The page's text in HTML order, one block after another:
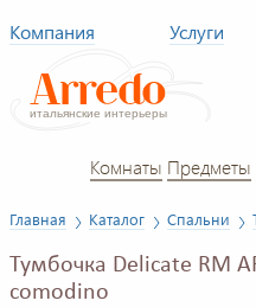
Компания Услуги
Комнаты Предметы
Главная Каталог Спальни
Тумбочка Delicate RM
comodino